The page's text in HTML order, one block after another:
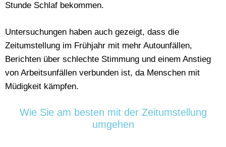
Stunde Schlaf bekommen.
Untersuchungen haben auch gezeigt, dass die
Zeitumstellung im Frühjahr mit mehr Autounfällen,
Berichten über schlechte Stimmung und einem Anstieg
von Arbeitsunfällen verbunden ist, da Menschen mit
Müdigkeit kämpfen.
Wie Sie am besten mit der Zeitumstellung
umgehen